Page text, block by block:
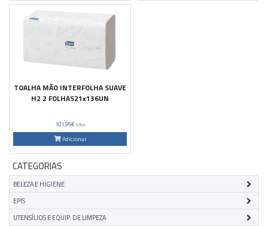
CATEGORIAS
BELEZA E HIGIENE
EPIS
UTENSÍLIOS E EQUIP. DE LIMPEZA
TOALHA MÃO INTERFOLHA SUAVE
H2 2 FOLHAS21x136UN
101,95€ S/Iva
Adicionar